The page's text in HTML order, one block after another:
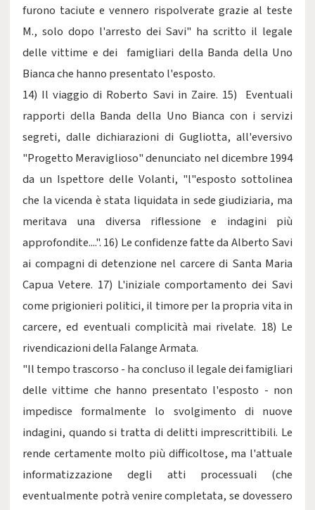
furono taciute e vennero rispolverate grazie al teste
M., solo dopo l'arresto dei Savi" ha scritto il legale
delle vittime e dei famigliari della Banda della Uno
Bianca che hanno presentato l'esposto.
14) Il viaggio di Roberto Savi in Zaire. 15) Eventuali
rapporti della Banda della Uno Bianca con i servizi
segreti, dalle dichiarazioni di Gugliotta, all'eversivo
"Progetto Meraviglioso" denunciato nel dicembre 1994
da un Ispettore delle Volanti, "l"esposto sottolinea
che la vicenda è stata liquidata in sede giudiziaria, ma
meritava una diversa riflessione e indagini più
approfondite....". 16) Le confidenze fatte da Alberto Savi
ai compagni di detenzione nel carcere di Santa Maria
Capua Vetere. 17) L'iniziale comportamento dei Savi
come prigionieri politici, il timore per la propria vita in
carcere, ed eventuali complicità mai rivelate. 18) Le
rivendicazioni della Falange Armata.
"Il tempo trascorso - ha concluso il legale dei famigliari
delle vittime che hanno presentato l'esposto - non
impedisce formalmente lo svolgimento di nuove
indagini, quando si tratta di delitti imprescrittibili. Le
rende certamente molto più difficoltose, ma l'attuale
informatizzazione degli atti processuali (che
eventualmente potrà venire completata, se dovessero